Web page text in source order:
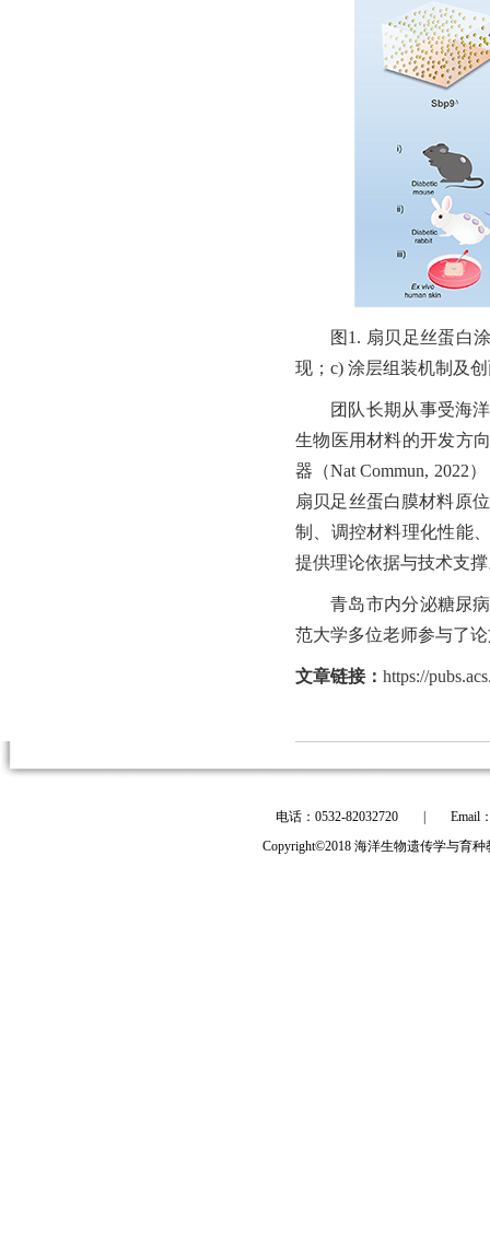
图1. 扇贝足丝蛋白
现； c) 涂层组装机制及
团队长期从事受海
生物医用材料的开发方
器（Nat Commun, 2022
扇贝足丝蛋白膜材料原
制、调控材料理化性能
提供理论依据与技术支
青岛市内分泌糖尿
范大学多位老师参与了
文章链接： https://
电话：0532-82032720
Email
Copyright©2018 海洋生物遗传学与育种